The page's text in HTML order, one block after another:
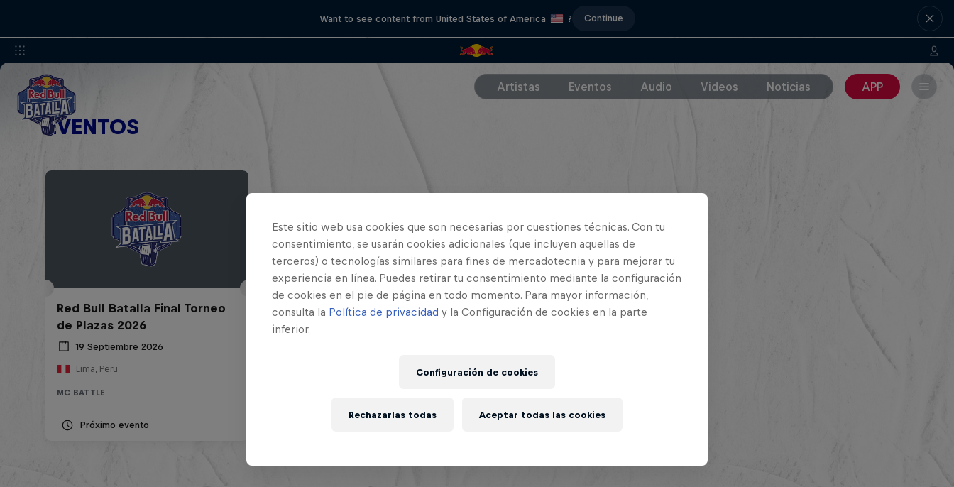
Want to see content from United States of America ? Continue
Artistas Eventos Audio Videos Noticias APP
EVENTOS
Red Bull Batalla Final Torneo
de Plazas 2026
19 Septiembre 2026
Lima, Peru
MC BATTLE
Próximo evento
Este sitio web usa cookies que son necesarias por cuestiones técnicas. Con tu
consentimiento, se usarán cookies adicionales (que incluyen aquellas de
terceros) o tecnologías similares para fines de mercadotecnia y para mejorar tu
experiencia en línea. Puedes retirar tu consentimiento mediante la configuración
de cookies en el pie de página en todo momento. Para mayor información,
consulta la Política de privacidad y la Configuración de cookies en la parte
inferior.
Configuración de cookies
Rechazarlas todas Aceptar todas las cookies